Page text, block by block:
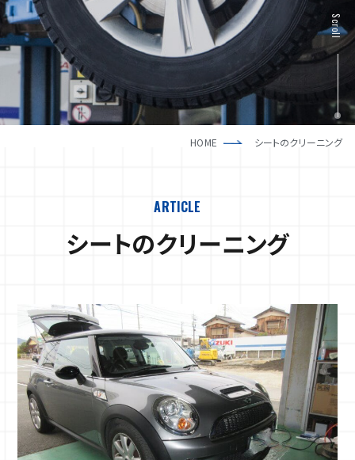
新車一覧
中古車一覧
採用情報
Scroll
HOME シートのクリーニング
ARTICLE
シートのクリーニング